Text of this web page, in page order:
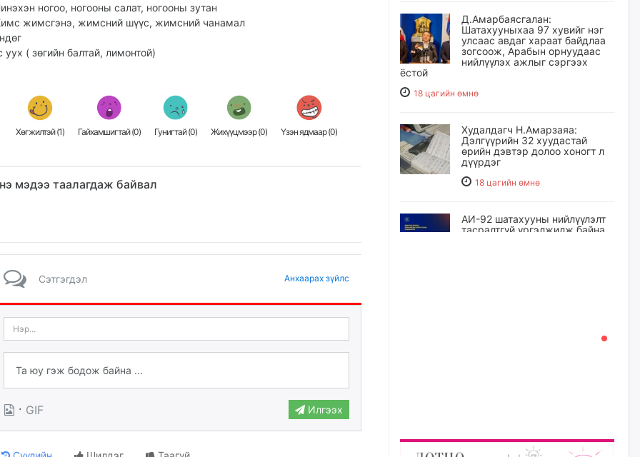
ногоо, ногооны салат, ногооны зутан
жимсгэнэ, жимсний шүүс, жимсний чанамал
уух ( зөгийн балтай, лимонтой)
Хөгжилтэй (1) Гайхамшигтай (0) Гунигтай (0) Жихүүцмээр (0) Үзэн ядмаар (0)
мэдээ таалагдаж байвал
Сэтгэгдэл Анхаарах зүйлс
· GIF Илгээх
Д.Амарбаясгалан:
Шатахууныхаа 97 хувийг нэг
улсаас авдаг хараат байдлаа
зогсоож, Арабын орнуудаас
нийлүүлэх ажлыг сэргээх
ёстой
18 цагийн өмнө
Худалдагч Н.Амарзаяа:
Дэлгүүрийн 32 хуудастай
өрийн дэвтэр долоо хоногт л
дүүрдэг
18 цагийн өмнө
АИ-92 шатахууны нийлүүлэлт
тасралтгүй үргэлжилж байна